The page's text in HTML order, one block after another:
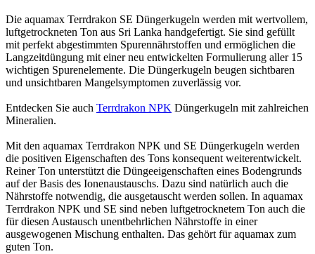
Die aquamax Terrdrakon SE Düngerkugeln werden mit wertvollem,
luftgetrockneten Ton aus Sri Lanka handgefertigt. Sie sind gefüllt
mit perfekt abgestimmten Spurennährstoffen und ermöglichen die
Langzeitdüngung mit einer neu entwickelten Formulierung aller 15
wichtigen Spurenelemente. Die Düngerkugeln beugen sichtbaren
und unsichtbaren Mangelsymptomen zuverlässig vor.
Entdecken Sie auch Terrdrakon NPK Düngerkugeln mit zahlreichen
Mineralien.
Mit den aquamax Terrdrakon NPK und SE Düngerkugeln werden
die positiven Eigenschaften des Tons konsequent weiterentwickelt.
Reiner Ton unterstützt die Düngeeigenschaften eines Bodengrunds
auf der Basis des Ionenaustauschs. Dazu sind natürlich auch die
Nährstoffe notwendig, die ausgetauscht werden sollen. In aquamax
Terrdrakon NPK und SE sind neben luftgetrocknetem Ton auch die
für diesen Austausch unentbehrlichen Nährstoffe in einer
ausgewogenen Mischung enthalten. Das gehört für aquamax zum
guten Ton.